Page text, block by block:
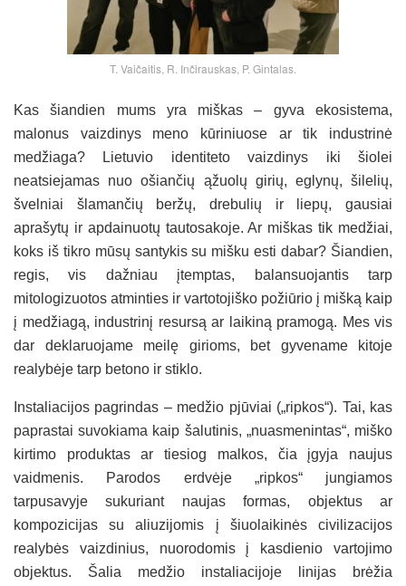
T. Vaičaitis, R. Inčirauskas, P. Gintalas.
Kas šiandien mums yra miškas – gyva ekosistema,
malonus vaizdinys meno kūriniuose ar tik industrinė
medžiaga? Lietuvio identiteto vaizdinys iki šiolei
neatsiejamas nuo ošiančių ąžuolų girių, eglynų, šilelių,
švelniai šlamančių beržų, drebulių ir liepų, gausiai
aprašytų ir apdainuotų tautosakoje. Ar miškas tik medžiai,
koks iš tikro mūsų santykis su mišku esti dabar? Šiandien,
regis, vis dažniau įtemptas, balansuojantis tarp
mitologizuotos atminties ir vartotojiško požiūrio į mišką kaip
į medžiagą, industrinį resursą ar laikiną pramogą. Mes vis
dar deklaruojame meilę girioms, bet gyvename kitoje
realybėje tarp betono ir stiklo.
Instaliacijos pagrindas – medžio pjūviai („ripkos“). Tai, kas
paprastai suvokiama kaip šalutinis, „nuasmenintas“, miško
kirtimo produktas ar tiesiog malkos, čia įgyja naujus
vaidmenis. Parodos erdvėje „ripkos“ jungiamos
tarpusavyje sukuriant naujas formas, objektus ar
kompozicijas su aliuzijomis į šiuolaikinės civilizacijos
realybės vaizdinius, nuorodomis į kasdienio vartojimo
objektus. Šalia medžio instaliacijoje linijas brėžia